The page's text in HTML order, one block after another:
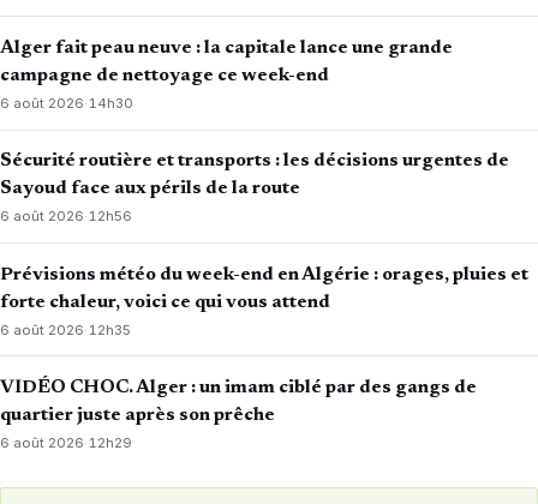
Alger fait peau neuve : la capitale lance une grande
campagne de nettoyage ce week-end
6 août 2026·14h30
Sécurité routière et transports : les décisions urgentes de
Sayoud face aux périls de la route
6 août 2026·12h56
Prévisions météo du week-end en Algérie : orages, pluies et
forte chaleur, voici ce qui vous attend
6 août 2026· 12h35
VIDÉO CHOC. Alger : un imam ciblé par des gangs de
quartier juste après son prêche
6 août 2026·12h29